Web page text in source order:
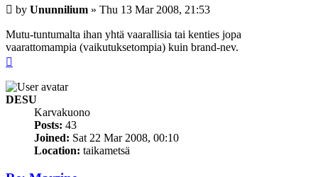
Post
by Ununnilium » Thu 13 Mar 2008, 21:53
Mutu-tuntumalta ihan yhtä vaarallisia tai kenties jopa
vaarattomampia (vaikutuksetompia) kuin brand-nev.
DESU
Karvakuono
Posts: 43
Joined: Sat 22 Mar 2008, 00:10
Location: taikametsä